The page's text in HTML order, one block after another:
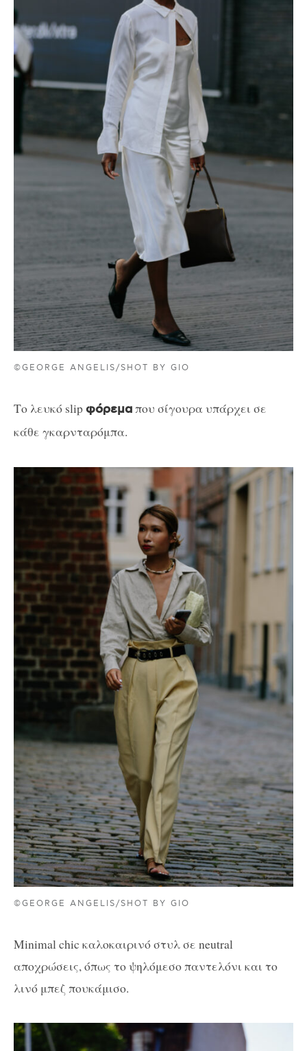
©GEORGE ANGELIS/SHOT BY GIO
Το λευκό slipφόρεμαπου σίγουρα υπάρχει σε
κάθε γκαρνταρόμπα.
©GEORGE ANGELIS/SHOT BY GIO
Minimal chic καλοκαιρινό στυλ σε neutral
αποχρώσεις, όπως το ψηλόμεσο παντελόνι και το
λινό μπεζ πουκάμισο.